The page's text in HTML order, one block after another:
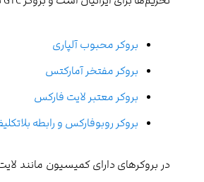
بروکر محبوب آلپاری
بروکر مفتخر آمارکتس
بروکر معتبر لایت فارکس
بروکر روبوفارکس و رابطه